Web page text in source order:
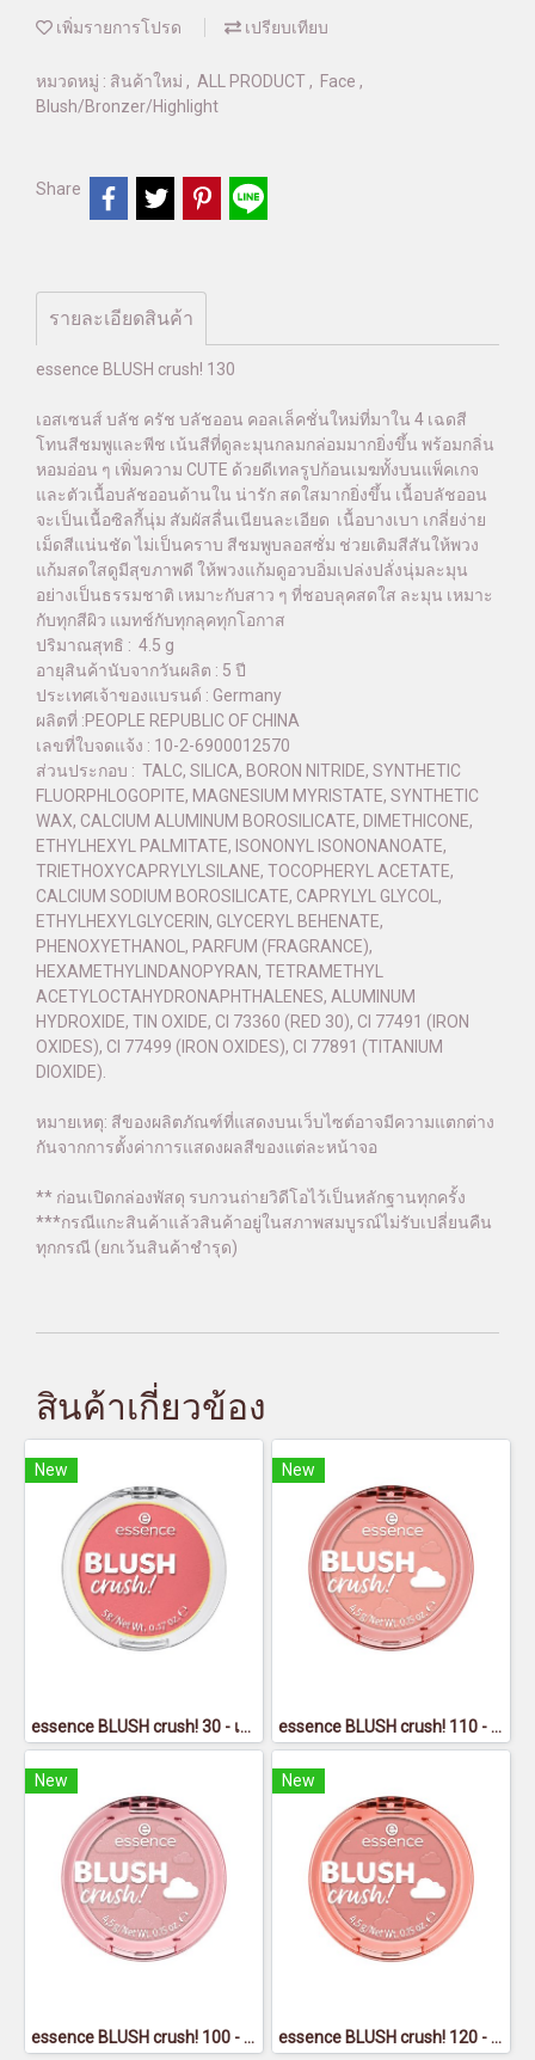
เพิ่มรายการโปรด เปรียบเทียบ
หมวดหมู่ : สินค้าใหม่ , ALL PRODUCT , Face ,
Blush/Bronzer/Highlight
Share
รายละเอียดสินค้า
essence BLUSH crush! 130
เอสเซนส์ บลัช ครัช บลัชออน คอลเล็คชั่นใหม่ที่มาใน 4 เฉดสี
โทนสีชมพูและพีช เน้นสีที่ดูละมุนกลมกล่อมมากยิ่งขึ้น พร้อมกลิ่น
หอมอ่อน ๆ เพิ่มความ CUTE ด้วยดีเทลรูปก้อนเมฆทั้งบนแพ็คเกจ
และตัวเนื้อบลัชออนด้านใน น่ารัก สดใสมากยิ่งขึ้น เนื้อบลัชออน
จะเป็นเนื้อซิลกี้นุ่ม สัมผัสลื่นเนียนละเอียด เนื้อบางเบา เกลี่ยง่าย
เม็ดสีแน่นชัด ไม่เป็นคราบ สีชมพูบลอสซั่ม ช่วยเติมสีสันให้พวง
แก้มสดใสดูมีสุขภาพดี ให้พวงแก้มดูอวบอิ่มเปล่งปลั่งนุ่มละมุน
อย่างเป็นธรรมชาติ เหมาะกับสาว ๆ ที่ชอบลุคสดใส ละมุน เหมาะ
กับทุกสีผิว แมทช์กับทุกลุคทุกโอกาส
ปริมาณสุทธิ : 4.5 g
อายุสินค้านับจากวันผลิต : 5 ปี
ประเทศเจ้าของแบรนด์ : Germany
ผลิตที่ :PEOPLE REPUBLIC OF CHINA
เลขที่ใบจดแจ้ง : 10-2-6900012570
ส่วนประกอบ : TALC, SILICA, BORON NITRIDE, SYNTHETIC
FLUORPHLOGOPITE, MAGNESIUM MYRISTATE, SYNTHETIC
WAX, CALCIUM ALUMINUM BOROSILICATE, DIMETHICONE,
ETHYLHEXYL PALMITATE, ISONONYL ISONONANOATE,
TRIETHOXYCAPRYLYLSILANE, TOCOPHERYL ACETATE,
CALCIUM SODIUM BOROSILICATE, CAPRYLYL GLYCOL,
ETHYLHEXYLGLYCERIN, GLYCERYL BEHENATE,
PHENOXYETHANOL, PARFUM (FRAGRANCE),
HEXAMETHYLINDANOPYRAN, TETRAMETHYL
ACETYLOCTAHYDRONAPHTHALENES, ALUMINUM
HYDROXIDE, TIN OXIDE, CI 73360 (RED 30), CI 77491 (IRON
OXIDES), CI 77499 (IRON OXIDES), CI 77891 (TITANIUM
DIOXIDE).
หมายเหตุ: สีของผลิตภัณฑ์ที่แสดงบนเว็บไซต์อาจมีความแตกต่าง
กันจากการตั้งค่าการแสดงผลสีของแต่ละหน้าจอ
** ก่อนเปิดกล่องพัสดุ รบกวนถ่ายวิดีโอไว้เป็นหลักฐานทุกครั้ง
***กรณีแกะสินค้าแล้วสินค้าอยู่ในสภาพสมบูรณ์ไม่รับเปลี่ยนคืน
ทุกกรณี (ยกเว้นสินค้าชำรุด)
สินค้าเกี่ยวข้อง
New
essence BLUSH crush! 30 - เอสเซนส์บลัชครัช30
New
essence BLUSH crush! 110 - เอสเซนส์ บลัช ครัช 110
New
essence BLUSH crush! 100 - เอสเซนส์ บลัช ครัช 100
New
essence BLUSH crush! 120 - เอสเซนส์ บลัช ครัช 120